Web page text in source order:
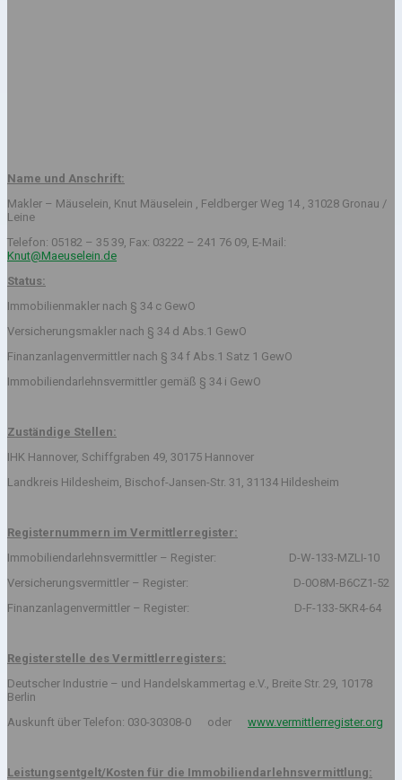
Name und Anschrift:
Makler – Mäuselein, Knut Mäuselein , Feldberger Weg 14 , 31028 Gronau /
Leine
Telefon: 05182 – 35 39, Fax: 03222 – 241 76 09, E-Mail:
Knut@Maeuselein.de
Status:
Immobilienmakler nach § 34 c GewO
Versicherungsmakler nach § 34 d Abs.1 GewO
Finanzanlagenvermittler nach § 34 f Abs.1 Satz 1 GewO
Immobiliendarlehnsvermittler gemäß § 34 i GewO
Zuständige Stellen:
IHK Hannover, Schiffgraben 49, 30175 Hannover
Landkreis Hildesheim, Bischof-Jansen-Str. 31, 31134 Hildesheim
Registernummern im Vermittlerregister:
Immobiliendarlehnsvermittler – Register: D-W-133-MZLI-10
Versicherungsvermittler – Register: D-0O8M-B6CZ1-52
Finanzanlagenvermittler – Register: D-F-133-5KR4-64
Registerstelle des Vermittlerregisters:
Deutscher Industrie – und Handelskammertag e.V., Breite Str. 29, 10178
Berlin
Auskunft über Telefon: 030-30308-0 oder www.vermittlerregister.org
Leistungsentgelt/Kosten für die Immobiliendarlehnsvermittlung: